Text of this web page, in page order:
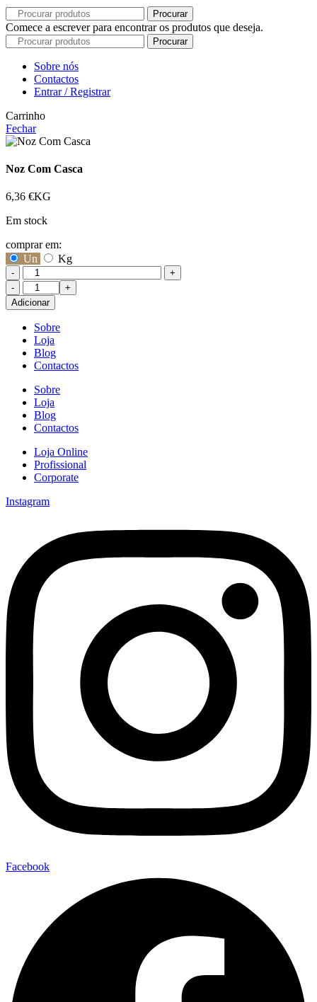
Procurar
Comece a escrever para encontrar os produtos que deseja.
Procurar
Sobre nós
Contactos
Entrar / Registrar
Carrinho
Fechar
Noz Com Casca
6,36 €KG
Em stock
comprar em:
Un
Kg
- +
Quantidade
de
Noz
Com
Casca
Adicionar
Sobre
Loja
Blog
Contactos
Sobre
Loja
Blog
Contactos
Loja Online
Profissional
Corporate
Instagram
Facebook